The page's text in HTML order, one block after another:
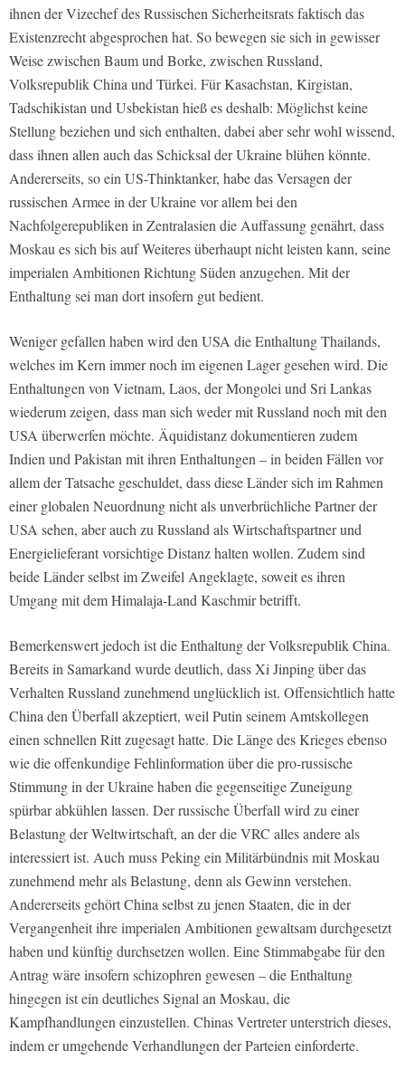
ihnen der Vizechef des Russischen Sicherheitsrats faktisch das
Existenzrecht abgesprochen hat. So bewegen sie sich in gewisser
Weise zwischen Baum und Borke, zwischen Russland,
Volksrepublik China und Türkei. Für Kasachstan, Kirgistan,
Tadschikistan und Usbekistan hieß es deshalb: Möglichst keine
Stellung beziehen und sich enthalten, dabei aber sehr wohl wissend,
dass ihnen allen auch das Schicksal der Ukraine blühen könnte.
Andererseits, so ein US-Thinktanker, habe das Versagen der
russischen Armee in der Ukraine vor allem bei den
Nachfolgerepubliken in Zentralasien die Auffassung genährt, dass
Moskau es sich bis auf Weiteres überhaupt nicht leisten kann, seine
imperialen Ambitionen Richtung Süden anzugehen. Mit der
Enthaltung sei man dort insofern gut bedient.
Weniger gefallen haben wird den USA die Enthaltung Thailands,
welches im Kern immer noch im eigenen Lager gesehen wird. Die
Enthaltungen von Vietnam, Laos, der Mongolei und Sri Lankas
wiederum zeigen, dass man sich weder mit Russland noch mit den
USA überwerfen möchte. Äquidistanz dokumentieren zudem
Indien und Pakistan mit ihren Enthaltungen – in beiden Fällen vor
allem der Tatsache geschuldet, dass diese Länder sich im Rahmen
einer globalen Neuordnung nicht als unverbrüchliche Partner der
USA sehen, aber auch zu Russland als Wirtschaftspartner und
Energielieferant vorsichtige Distanz halten wollen. Zudem sind
beide Länder selbst im Zweifel Angeklagte, soweit es ihren
Umgang mit dem Himalaja-Land Kaschmir betrifft.
Bemerkenswert jedoch ist die Enthaltung der Volksrepublik China.
Bereits in Samarkand wurde deutlich, dass Xi Jinping über das
Verhalten Russland zunehmend unglücklich ist. Offensichtlich hatte
China den Überfall akzeptiert, weil Putin seinem Amtskollegen
einen schnellen Ritt zugesagt hatte. Die Länge des Krieges ebenso
wie die offenkundige Fehlinformation über die pro-russische
Stimmung in der Ukraine haben die gegenseitige Zuneigung
spürbar abkühlen lassen. Der russische Überfall wird zu einer
Belastung der Weltwirtschaft, an der die VRC alles andere als
interessiert ist. Auch muss Peking ein Militärbündnis mit Moskau
zunehmend mehr als Belastung, denn als Gewinn verstehen.
Andererseits gehört China selbst zu jenen Staaten, die in der
Vergangenheit ihre imperialen Ambitionen gewaltsam durchgesetzt
haben und künftig durchsetzen wollen. Eine Stimmabgabe für den
Antrag wäre insofern schizophren gewesen – die Enthaltung
hingegen ist ein deutliches Signal an Moskau, die
Kampfhandlungen einzustellen. Chinas Vertreter unterstrich dieses,
indem er umgehende Verhandlungen der Parteien einforderte.